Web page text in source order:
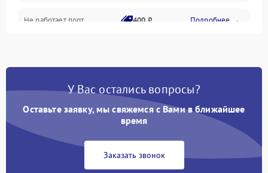
Коммуникации и интерфейсы
Не работает порт 400 ₽ Подробнее →
У Вас остались вопросы?
Оставьте заявку, мы свяжемся с Вами в ближайшее
время
Заказать звонок